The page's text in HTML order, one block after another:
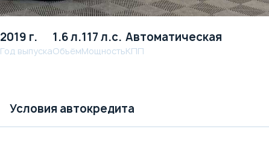
2019 г.
Год выпуска
1.6 л.
Объём
117 л.с.
Мощность
Автоматическая
КПП
Условия автокредита